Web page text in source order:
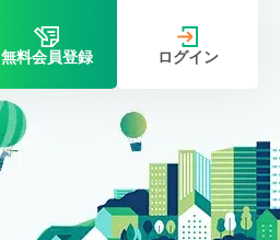
無料会員登録 ログイン